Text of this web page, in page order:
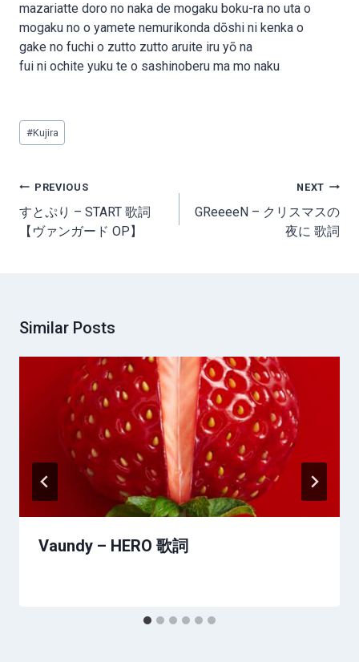
mazariatte doro no naka de mogaku boku-ra no uta o
mogaku no o yamete nemurikonda dōshi ni kenka o
gake no fuchi o zutto zutto aruite iru yō na
fui ni ochite yuku te o sashinoberu ma mo naku
Post
Tags:
#Kujira
Post
navigation
PREVIOUS
すとぷり – START 歌詞
【ヴァンガード OP】
NEXT
GReeeeN – クリスマスの
夜に 歌詞
Similar Posts
Vaundy – HERO 歌詞